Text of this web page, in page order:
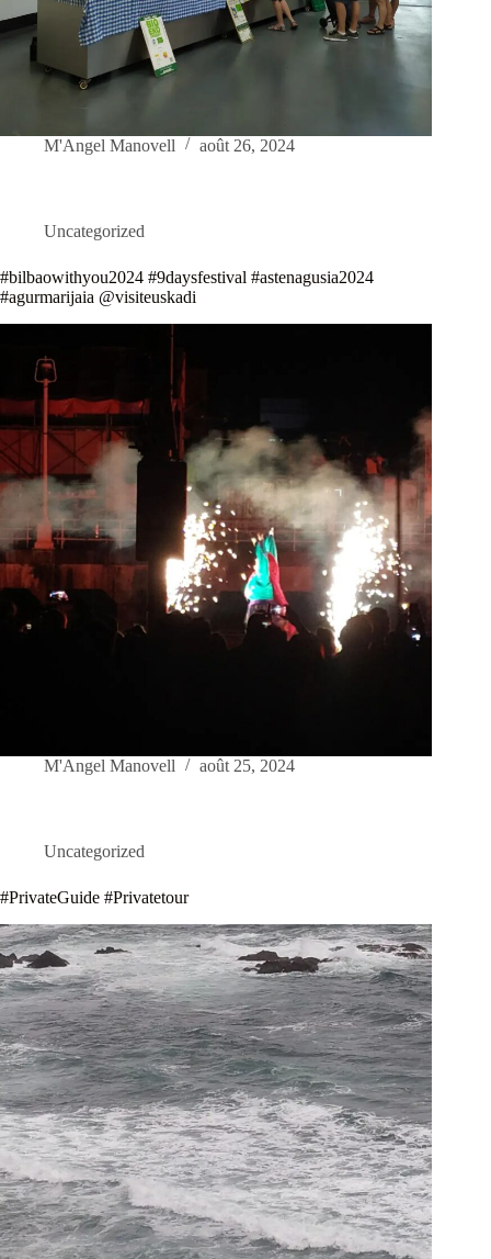
M'Angel Manovell août 26, 2024
Uncategorized
#bilbaowithyou2024 #9daysfestival #astenagusia2024
#agurmarijaia @visiteuskadi
M'Angel Manovell août 25, 2024
Uncategorized
#PrivateGuide #Privatetour